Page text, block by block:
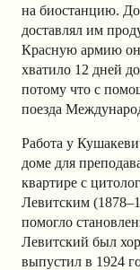
на биостанцию.
доставлял им
Красную армию он
хватило 12 дней
потому что с
поезда
Работа у
доме для
квартире с
Левитским
помогло
Левитский был
выпустил в 1924